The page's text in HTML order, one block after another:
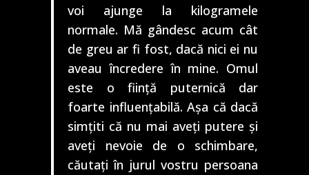
voi ajunge la kilogramele
normale. Mă gândesc acum cât
de greu ar fi fost, dacă nici ei nu
aveau încredere în mine. Omul
este o ființă puternică dar
foarte influențabilă. Așa că dacă
simțiti că nu mai aveți putere și
aveți nevoie de o schimbare,
căutați în jurul vostru persoana